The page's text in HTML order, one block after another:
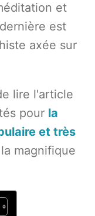
et
est
axée sur
lire l'article
pour la
et très
magnifique